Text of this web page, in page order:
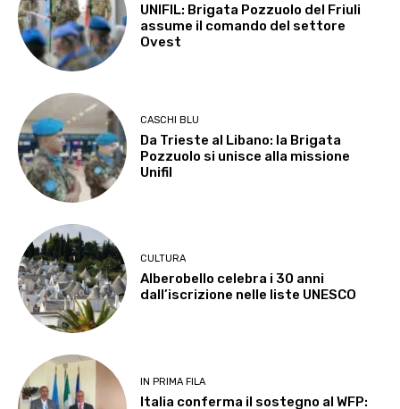
UNIFIL: Brigata Pozzuolo del Friuli
assume il comando del settore
Ovest
CASCHI BLU
Da Trieste al Libano: la Brigata
Pozzuolo si unisce alla missione
Unifil
CULTURA
Alberobello celebra i 30 anni
dall’iscrizione nelle liste UNESCO
IN PRIMA FILA
Italia conferma il sostegno al WFP: